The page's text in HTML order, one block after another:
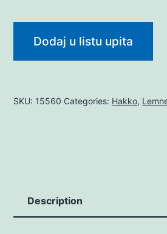
Dodaj u listu upita
SKU: 15560 Categories: Hakko,
Description